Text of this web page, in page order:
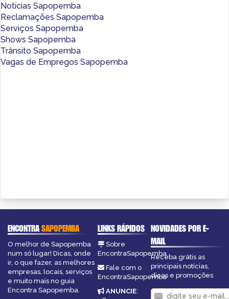
Notícias Sapopemba
Reclamações Sapopemba
Serviços Sapopemba
Shows Sapopemba
Trânsito Sapopemba
Vagas de Empregos Sapopemba
ENCONTRASAPOPEMBA
O melhor de Sapopemba
num só lugar! Dicas, onde
ir, o que fazer, as melhores
empresas, locais, serviços
e muito mais no guia
Encontra Sapopemba.
LINKS RÁPIDOS
Sobre
EncontraSapopemba
Fale com o
EncontraSapopemba
ANUNCIE:
NOVIDADES POR E-
MAIL
Receba grátis as
principais notícias,
dicas e promoções